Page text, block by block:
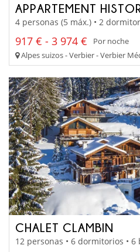
APPARTEMENT
4 personas (5 máx.) • 2
917 € - 3 974 €
Por noche
Alpes suizos - Verbier - Verbier
CHALET CLAMBIN
12 personas • 6 dormitorios • 6